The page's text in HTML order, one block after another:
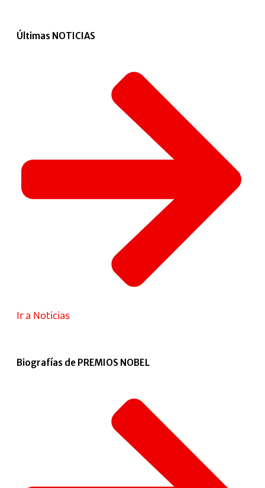
Últimas NOTICIAS
Ir a Noticias
Biografías de PREMIOS NOBEL